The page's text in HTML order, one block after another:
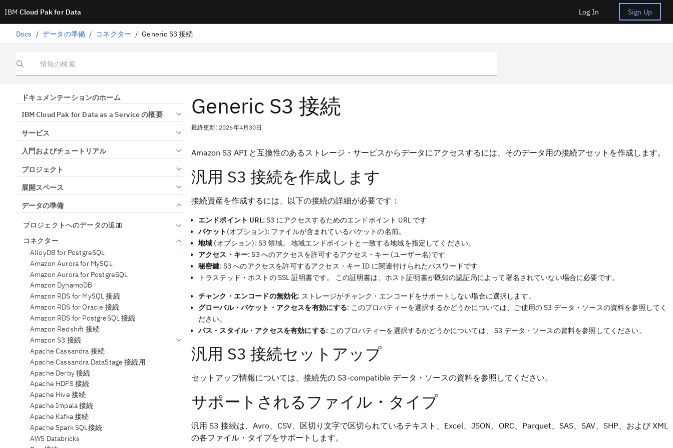
IBM Cloud Pak for Data Log In Sign Up
Docs / データの準備 / コネクター / Generic S3 接続
情報の検索
ドキュメンテーションのホーム
IBM Cloud Pak for Data as a Service の概要
サービス
入門およびチュートリアル
プロジェクト
展開スペース
データの準備
プロジェクトへのデータの追加
コネクター
AlloyDB for PostgreSQL
Amazon Aurora for MySQL
Amazon Aurora for PostgreSQL
Amazon DynamoDB
Amazon RDS for MySQL 接続
Amazon RDS for Oracle 接続
Amazon RDS for PostgreSQL 接続
Amazon Redshift 接続
Amazon S3 接続
Apache Cassandra 接続
Apache Cassandra DataStage 接続用
Apache Derby 接続
Apache HDFS 接続
Apache Hive 接続
Apache Impala 接続
Apache Kafka 接続
Apache Spark SQL接続
AWS Databricks
Generic S3 接続
最終更新: 2026年4月30日
Amazon S3 API と互換性のあるストレージ・サービスからデータにアクセスするには、そのデータ用の接続アセットを作成します。
汎用 S3 接続を作成します
接続資産を作成するには、以下の接続の詳細が必要です：
エンドポイント URL: S3 にアクセスするためのエンドポイント URL です
バケット (オプション): ファイルが含まれているバケットの名前。
地域 (オプション): S3 領域。 地域エンドポイントと一致する地域を指定してください。
アクセス・キー: S3 へのアクセスを許可するアクセス・キー (ユーザー名)です
秘密鍵: S3 へのアクセスを許可するアクセス・キー ID に関連付けられたパスワードです
トラステッド・ホストの SSL 証明書です。 この証明書は、ホスト証明書が既知の認証局によって署名されていない場合に必要です。
チャンク・エンコードの無効化: ストレージがチャンク・エンコードをサポートしない場合に選択します。
グローバル・バケット・アクセスを有効にする: このプロパティーを選択するかどうかについては、ご使用の S3 データ・ソースの資料を参照してく
ださい。
パス・スタイル・アクセスを有効にする: このプロパティーを選択するかどうかについては、 S3 データ・ソースの資料を参照してください。
汎用 S3 接続セットアップ
セットアップ情報については、接続先の S3-compatible データ・ソースの資料を参照してください。
サポートされるファイル・タイプ
汎用 S3 接続は、Avro、CSV、区切り文字で区切られているテキスト、Excel、JSON、ORC、Parquet、SAS、SAV、SHP、および XML
の各ファイル・タイプをサポートします。